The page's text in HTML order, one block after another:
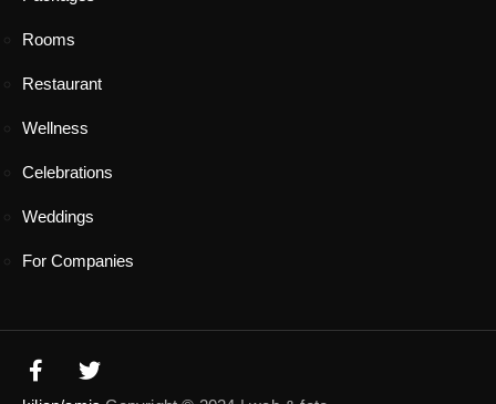
Rooms
Restaurant
Wellness
Celebrations
Weddings
For Companies